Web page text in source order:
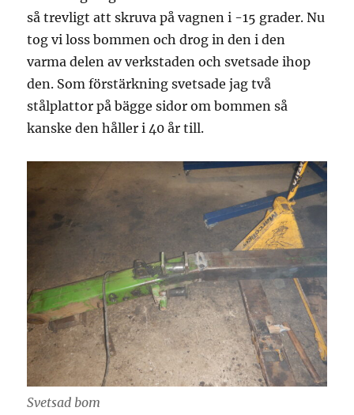
så trevligt att skruva på vagnen i -15 grader. Nu
tog vi loss bommen och drog in den i den
varma delen av verkstaden och svetsade ihop
den. Som förstärkning svetsade jag två
stålplattor på bägge sidor om bommen så
kanske den håller i 40 år till.
Svetsad bom